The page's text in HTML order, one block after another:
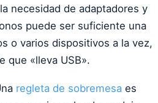
necesidad de adaptadores y
puede ser suficiente una
o varios dispositivos a la vez,
que «lleva USB».
regleta de sobremesa es